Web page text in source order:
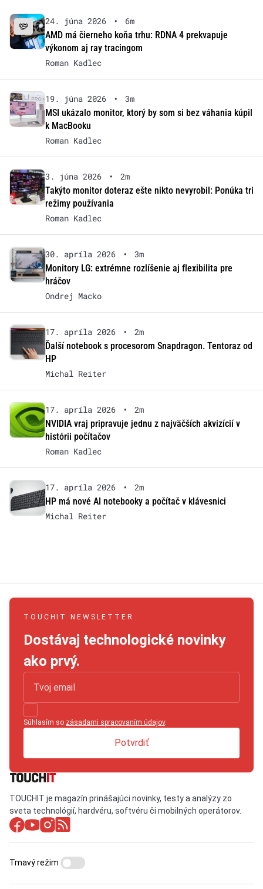
24. júna 2026 •
6m
AMD má čierneho koňa trhu: RDNA 4 prekvapuje
výkonom aj ray tracingom
Roman Kadlec
19. júna 2026 •
3m
MSI ukázalo monitor, ktorý by som si bez váhania kúpil
k MacBooku
Roman Kadlec
3. júna 2026 •
2m
Takýto monitor doteraz ešte nikto nevyrobil: Ponúka tri
režimy používania
Roman Kadlec
30. apríla 2026 •
3m
Monitory LG: extrémne rozlíšenie aj flexibilita pre
hráčov
Ondrej Macko
17. apríla 2026 •
2m
Ďalší notebook s procesorom Snapdragon. Tentoraz od
HP
Michal Reiter
17. apríla 2026 •
2m
NVIDIA vraj pripravuje jednu z najväčších akvizícií v
histórii počítačov
Roman Kadlec
17. apríla 2026 •
2m
HP má nové AI notebooky a počítač v klávesnici
Michal Reiter
TOUCHIT NEWSLETTER
Dostávaj technologické novinky
ako prvý.
Súhlasím so zásadami spracovaním údajov.
Potvrdiť
TOUCHIT je magazín prinášajúci novinky, testy a analýzy zo
sveta technológií, hardvéru, softvéru či mobilných operátorov.
Tmavý režim